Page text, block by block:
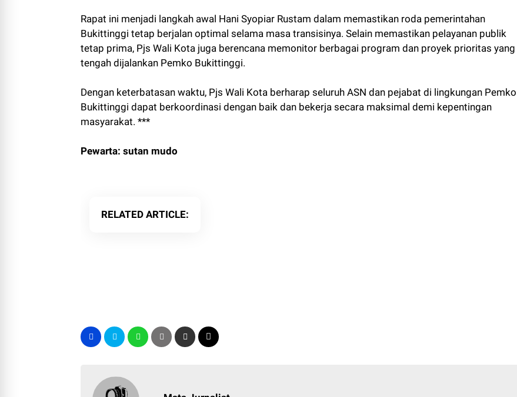
Rapat ini menjadi langkah awal Hani Syopiar Rustam dalam memastikan roda pemerintahan
Bukittinggi tetap berjalan optimal selama masa transisinya. Selain memastikan pelayanan publik
tetap prima, Pjs Wali Kota juga berencana memonitor berbagai program dan proyek prioritas yang
tengah dijalankan Pemko Bukittinggi.
Dengan keterbatasan waktu, Pjs Wali Kota berharap seluruh ASN dan pejabat di lingkungan Pemko
Bukittinggi dapat berkoordinasi dengan baik dan bekerja secara maksimal demi kepentingan
masyarakat. ***
Pewarta: sutan mudo
RELATED ARTICLE